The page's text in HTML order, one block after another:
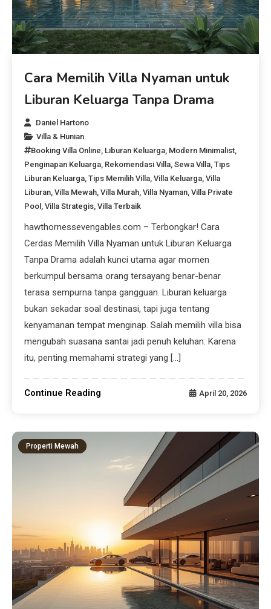
Cara Memilih Villa Nyaman untuk
Liburan Keluarga Tanpa Drama
Daniel Hartono
Villa & Hunian
Booking Villa Online Liburan Keluarga Modern Minimalist
Penginapan Keluarga Rekomendasi Villa ,Sewa Villa ,Tips
Liburan Keluarga ,Tips Memilih Villa ,Villa Keluarga ,Villa
Liburan ,Villa Mewah ,Villa Murah ,Villa Nyaman ,Villa Private
Pool ,Villa Strategis ,Villa Terbaik
hawthornessevengables.com – Terbongkar! Cara
Cerdas Memilih Villa Nyaman untuk Liburan Keluarga
Tanpa Drama adalah kunci utama agar momen
berkumpul bersama orang tersayang benar-benar
terasa sempurna tanpa gangguan. Liburan keluarga
bukan sekadar soal destinasi, tapi juga tentang
kenyamanan tempat menginap. Salah memilih villa bisa
mengubah suasana santai jadi penuh keluhan. Karena
itu, penting memahami strategi yang […]
Continue Reading April 20, 2026
Properti Mewah